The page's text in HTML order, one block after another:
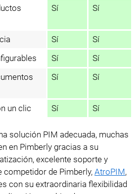
Sí Sí
Sí
Sí
Sí
Sí
Sí Sí
un clic Sí Sí
solución PIM adecuada, muchas
en Pimberly gracias a su
excelente soporte y
competidor de Pimberly, AtroPIM,
con su extraordinaria flexibilidad